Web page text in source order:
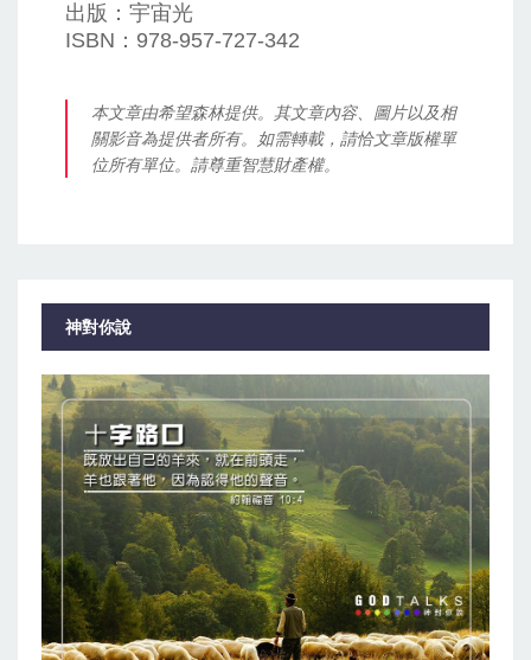
出版：宇宙光
ISBN：978-957-727-342
本文章由希望森林提供。其文章內容、圖片以及相
關影音為提供者所有。如需轉載，請恰文章版權單
位所有單位。請尊重智慧財產權。
神對你說